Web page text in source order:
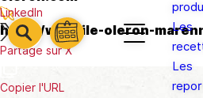
Les
Les
http://www.ile-oleron-
LinkedIn
Partage sur X
Copier l'URL